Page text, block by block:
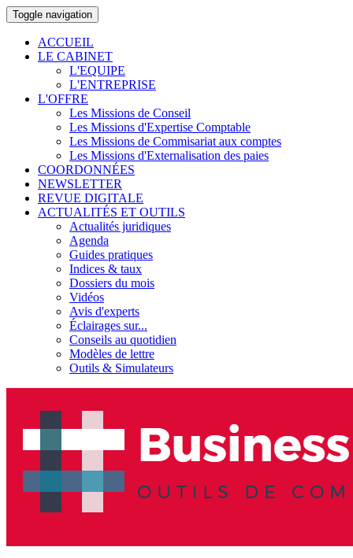
Toggle navigation
ACCUEIL
LE CABINET
L'EQUIPE
L'ENTREPRISE
L'OFFRE
Les Missions de Conseil
Les Missions d'Expertise Comptable
Les Missions de Commisariat aux comptes
Les Missions d'Externalisation des paies
COORDONNÉES
NEWSLETTER
REVUE DIGITALE
ACTUALITÉS ET OUTILS
Actualités juridiques
Agenda
Guides pratiques
Indices & taux
Dossiers du mois
Vidéos
Avis d'experts
Éclairages sur...
Conseils au quotidien
Modèles de lettre
Outils & Simulateurs